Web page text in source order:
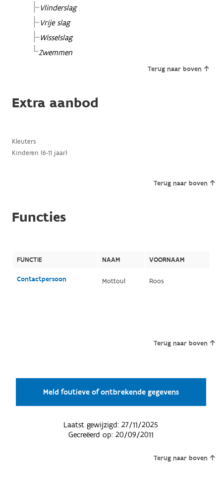
Vlinderslag
Vrije slag
Wisselslag
Zwemmen
Terug naar boven
Extra aanbod
Kleuters
Kinderen (6-11 jaar)
Terug naar boven
Functies
FUNCTIE NAAM VOORNAAM
Contactpersoon Mottoul Roos
Terug naar boven
Meld foutieve of ontbrekende gegevens
Laatst gewijzigd:27/11/2025
Gecreëerd op: 20/09/2011
Terug naar boven